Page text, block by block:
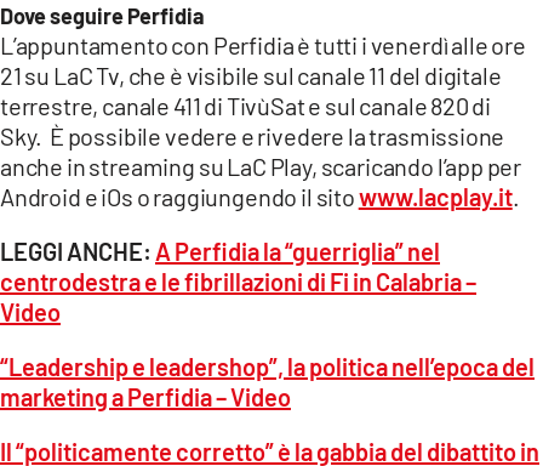
Dove seguire Perfidia
L’appuntamento con Perfidia è tutti i venerdì alle ore
21 su LaC Tv, che è visibile sul canale 11 del digitale
terrestre, canale 411 di TivùSat e sul canale 820 di
Sky. È possibile vedere e rivedere la trasmissione
anche in streaming su LaC Play, scaricando l’app per
Android e iOs o raggiungendo il sitowww.lacplay.it.
LEGGI ANCHE: A Perfidia la “guerriglia” nel
centrodestra e le fibrillazioni di Fi in Calabria –
Video
“Leadership e leadershop”, la politica nell’epoca del
marketing a Perfidia – Video
Il “politicamente corretto” è la gabbia del dibattito in